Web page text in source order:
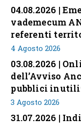
04.08.2026 |
vademecum
referenti
4 Agosto 2026
03.08.2026 |
dell’Avviso
pubblici
3 Agosto 2026
31.07.2026 |